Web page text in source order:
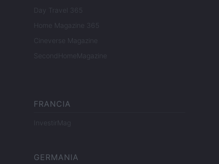
Day Travel 365
Home Magazine 365
Cineverse Magazine
SecondHomeMagazine
FRANCIA
InvestirMag
GERMANIA